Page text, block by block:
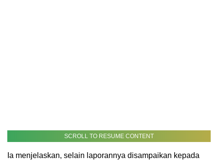
SCROLL TO RESUME CONTENT
Ia menjelaskan, selain laporannya disampaikan kepada